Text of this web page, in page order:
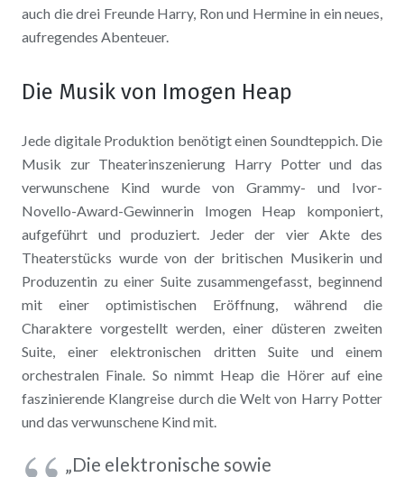
auch die drei Freunde Harry, Ron und Hermine in ein neues,
aufregendes Abenteuer.
Die Musik von Imogen Heap
Jede digitale Produktion benötigt einen Soundteppich. Die
Musik zur Theaterinszenierung Harry Potter und das
verwunschene Kind wurde von Grammy- und Ivor-
Novello-Award-Gewinnerin Imogen Heap komponiert,
aufgeführt und produziert. Jeder der vier Akte des
Theaterstücks wurde von der britischen Musikerin und
Produzentin zu einer Suite zusammengefasst, beginnend
mit einer optimistischen Eröffnung, während die
Charaktere vorgestellt werden, einer düsteren zweiten
Suite, einer elektronischen dritten Suite und einem
orchestralen Finale. So nimmt Heap die Hörer auf eine
faszinierende Klangreise durch die Welt von Harry Potter
und das verwunschene Kind mit.
„Die elektronische sowie